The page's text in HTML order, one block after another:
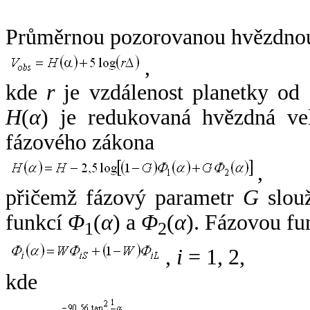
Průměrnou pozorovanou
,
kde rje vzdálenost planetky od
H(α) je redukovaná hvězdná
fázového zákona
,
přičemž fázový parametr G
funkcí Φ1(α) a Φ2(α). Fázovou
, i = 1, 2,
kde